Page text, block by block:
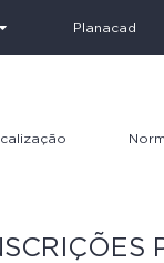
Planacad
Cálculo